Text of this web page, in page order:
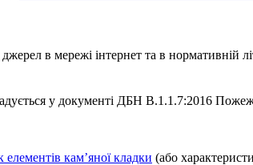
в мережі інтернет та в нормативній
у документі ДБН В.1.1.7:2016
елементів кам’яної кладки (або